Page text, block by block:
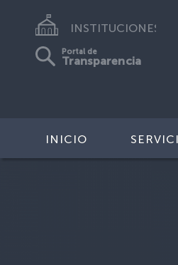
INSTITUCIONES
Portal de
Transparencia
INICIO